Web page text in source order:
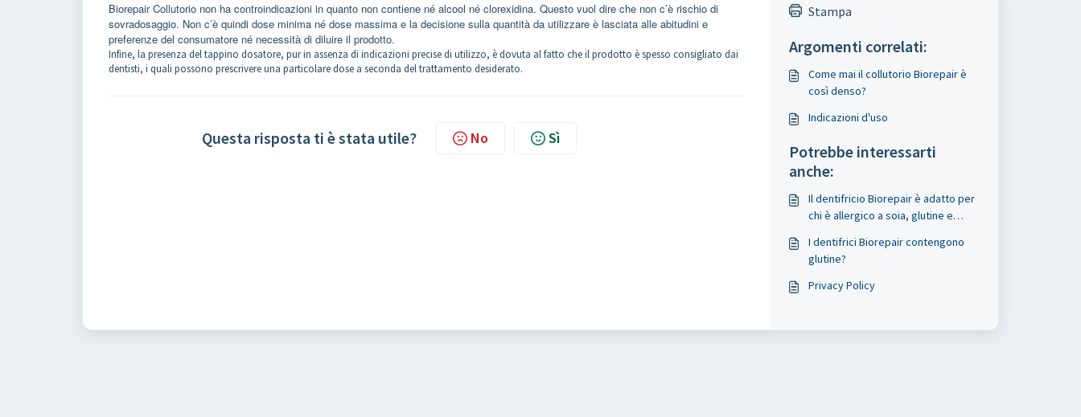
Biorepair Collutorio non ha controindicazioni in quanto non contiene né alcool né clorexidina. Questo vuol dire che non c’è rischio di
sovradosaggio. Non c’è quindi dose minima né dose massima e la decisione sulla quantità da utilizzare è lasciata alle abitudini e
preferenze del consumatore né necessità di diluire il prodotto.
Infine, la presenza del tappino dosatore, pur in assenza di indicazioni precise di utilizzo, è dovuta al fatto che il prodotto è spesso consigliato dai
dentisti, i quali possono prescrivere una particolare dose a seconda del trattamento desiderato.
Questa risposta ti è stata utile? No Sì
Stampa
Argomenti correlati:
Come mai il collutorio Biorepair è
così denso?
Indicazioni d'uso
Potrebbe interessarti
anche:
Il dentifricio Biorepair è adatto per
chi è allergico a soia, glutine e
I dentifrici Biorepair contengono
glutine?
Privacy Policy